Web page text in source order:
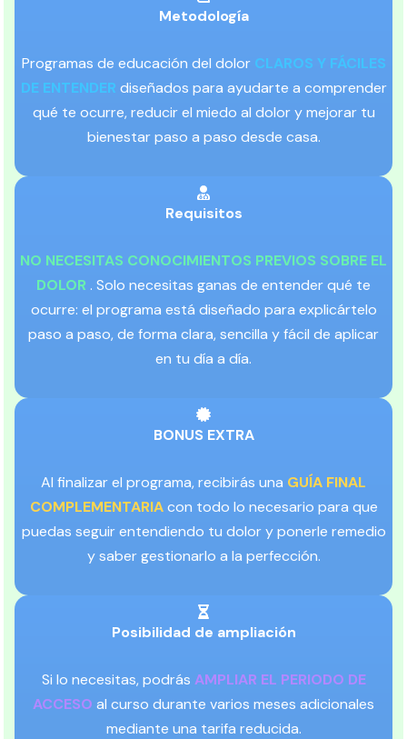
Metodología
Programas de educación del dolor CLAROS Y FÁCILES
DE ENTENDER diseñados para ayudarte a comprender
qué te ocurre, reducir el miedo al dolor y mejorar tu
bienestar paso a paso desde casa.
Requisitos
NO NECESITAS CONOCIMIENTOS PREVIOS SOBRE EL
DOLOR . Solo necesitas ganas de entender qué te
ocurre: el programa está diseñado para explicártelo
paso a paso, de forma clara, sencilla y fácil de aplicar
en tu día a día.
BONUS EXTRA
Al finalizar el programa, recibirás una GUÍA FINAL
COMPLEMENTARIAcon todo lo necesario para que
puedas seguir entendiendo tu dolor y ponerle remedio
y saber gestionarlo a la perfección.
Posibilidad de ampliación
Si lo necesitas, podrás AMPLIAR EL PERIODO DE
ACCESO al curso durante varios meses adicionales
mediante una tarifa reducida.